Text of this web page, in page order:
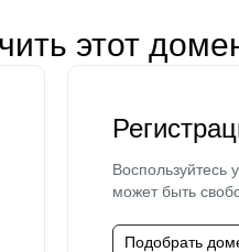
этот
может быть
Подобрать